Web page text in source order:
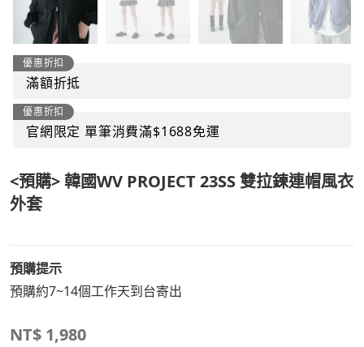
優惠折扣
滿額折抵
優惠折扣
官網限定 單筆消費滿$1688免運
<預購> 韓國WV PROJECT 23SS 雙拉鍊連帽風衣
外套
預購提示
預購約7~14個工作天到台寄出
NT$ 1,980